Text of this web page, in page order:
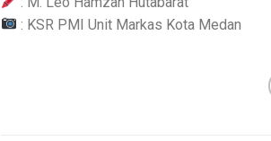
: KSR PMI Unit Markas Kota Medan